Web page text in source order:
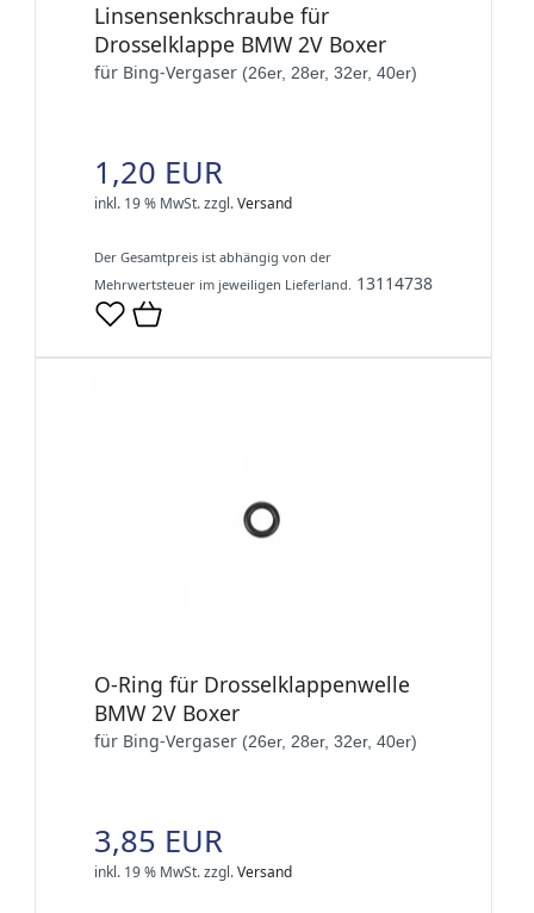
Linsensenkschraube für
Drosselklappe BMW 2V Boxer
für Bing-Vergaser (26er, 28er, 32er, 40er)
1,20 EUR
inkl. 19 % MwSt.zzgl.Versand
Der Gesamtpreis ist abhängig von der
Mehrwertsteuer im jeweiligen Lieferland. 13114738
O-Ring für Drosselklappenwelle
BMW 2V Boxer
für Bing-Vergaser (26er, 28er, 32er, 40er)
3,85 EUR
inkl. 19 % MwSt.zzgl.Versand